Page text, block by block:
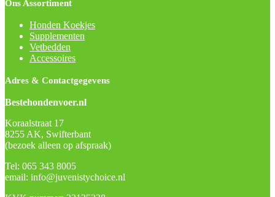
Ons Assortiment
Honden Koekjes
Supplementen
Vetbedden
Accessoires
Adres & Contactgegevens
Bestehondenvoer.nl
Koraalstraat 17
8255 AK, Swifterbant
(bezoek alleen op afspraak)
Tel: 065 343 8005
email: info@juvenistychoice.nl